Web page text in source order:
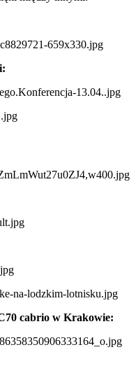
cabrio w Krakowie: